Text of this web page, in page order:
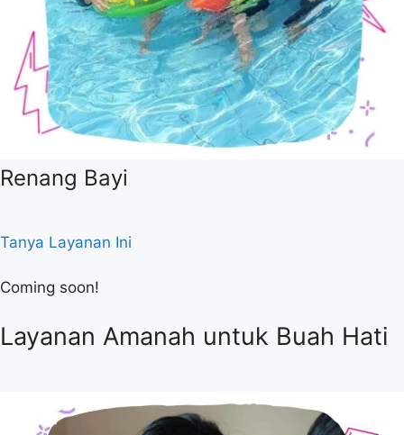
Renang Bayi
Tanya Layanan Ini
Coming soon!
Layanan Amanah untuk Buah Hati